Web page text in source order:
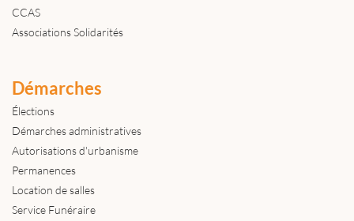
CCAS
Associations Solidarités
Démarches
Élections
Démarches administratives
Autorisations d'urbanisme
Permanences
Location de salles
Service Funéraire